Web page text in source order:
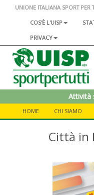
UNIONE ITALIANA SPORT PER
COS'È L'UISP
PRIVACY
Attività
HOME CHI SIAMO
Città in